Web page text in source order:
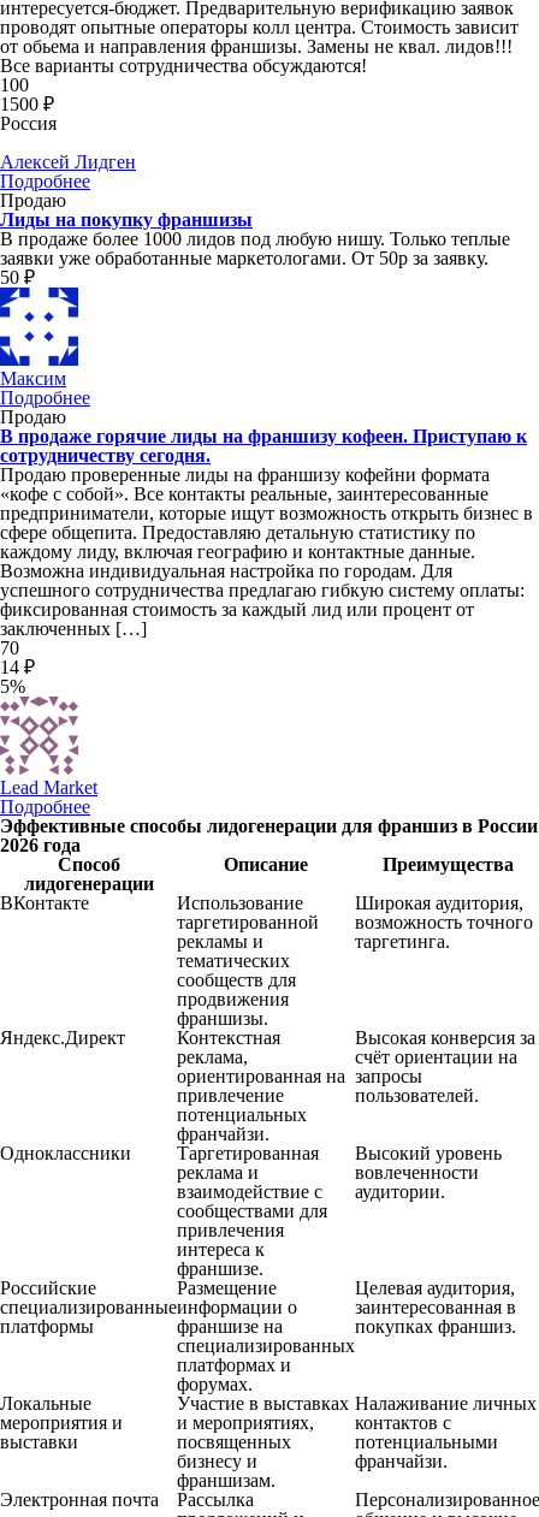
интересуется-бюджет. Предварительную верификацию заявок
проводят опытные операторы колл центра. Стоимость зависит
от обьема и направления франшизы. Замены не квал. лидов!!!
Все варианты сотрудничества обсуждаются!
100
1500 ₽
Россия
Алексей Лидген
Подробнее
Продаю
Лиды на покупку франшизы
В продаже более 1000 лидов под любую нишу. Только теплые
заявки уже обработанные маркетологами. От 50р за заявку.
50 ₽
Максим
Подробнее
Продаю
В продаже горячие лиды на франшизу кофеен. Приступаю к
сотрудничеству сегодня.
Продаю проверенные лиды на франшизу кофейни формата
«кофе с собой». Все контакты реальные, заинтересованные
предприниматели, которые ищут возможность открыть бизнес в
сфере общепита. Предоставляю детальную статистику по
каждому лиду, включая географию и контактные данные.
Возможна индивидуальная настройка по городам. Для
успешного сотрудничества предлагаю гибкую систему оплаты:
фиксированная стоимость за каждый лид или процент от
заключенных […]
70
14 ₽
5%
Lead Market
Подробнее
Эффективные способы лидогенерации для франшиз в России
2026 года
Способ
лидогенерации
Описание
Преимущества
ВКонтакте
Использование
таргетированной
рекламы и
тематических
сообществ для
продвижения
франшизы.
Широкая аудитория,
возможность точного
таргетинга.
Яндекс.Директ
Контекстная
реклама,
ориентированная на
привлечение
потенциальных
франчайзи.
Высокая конверсия за
счёт ориентации на
запросы
пользователей.
Одноклассники
Таргетированная
реклама и
взаимодействие с
сообществами для
привлечения
интереса к
франшизе.
Высокий уровень
вовлеченности
аудитории.
Российские
специализированные
платформы
Размещение
информации о
франшизе на
специализированных
платформах и
форумах.
Целевая аудитория,
заинтересованная в
покупках франшиз.
Локальные
мероприятия и
выставки
Участие в выставках
и мероприятиях,
посвященных
бизнесу и
франшизам.
Налаживание личных
контактов с
потенциальными
франчайзи.
Электронная почта
Рассылка
Персонализированное